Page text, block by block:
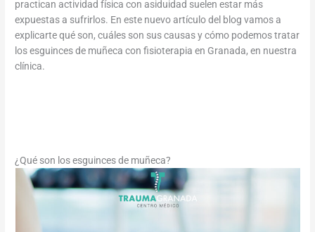
practican actividad física con asiduidad suelen estar más
expuestas a sufrirlos. En este nuevo artículo del blog vamos a
explicarte qué son, cuáles son sus causas y cómo podemos tratar
los esguinces de muñeca con fisioterapia en Granada, en nuestra
clínica.
¿Qué son los esguinces de muñeca?